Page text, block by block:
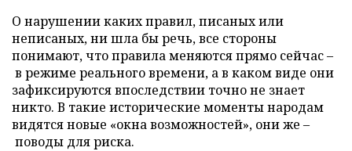
О нарушении каких правил, писаных или
неписаных, ни шла бы речь, все стороны
понимают, что правила меняются прямо сейчас –
в режиме реального времени, а в каком виде они
зафиксируются впоследствии точно не знает
никто. В такие исторические моменты народам
видятся новые «окна возможностей», они же –
поводы для риска.